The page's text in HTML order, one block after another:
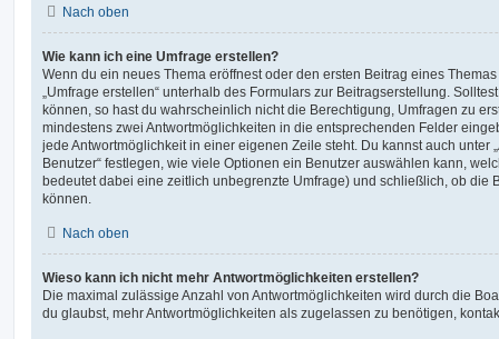
Nach oben
Wie kann ich eine Umfrage erstellen?
Wenn du ein neues Thema eröffnest oder den ersten Beitrag eines
„Umfrage erstellen“ unterhalb des Formulars zur Beitragserstellung.
können, so hast du wahrscheinlich nicht die Berechtigung, Umfragen zu
mindestens zwei Antwortmöglichkeiten in die entsprechenden Felder
jede Antwortmöglichkeit in einer eigenen Zeile steht. Du kannst auch unter
Benutzer“ festlegen, wie viele Optionen ein Benutzer auswählen kann,
bedeutet dabei eine zeitlich unbegrenzte Umfrage) und schließlich, ob die
können.
Nach oben
Wieso kann ich nicht mehr Antwortmöglichkeiten erstellen?
Die maximal zulässige Anzahl von Antwortmöglichkeiten wird durch die
du glaubst, mehr Antwortmöglichkeiten als zugelassen zu benötigen,